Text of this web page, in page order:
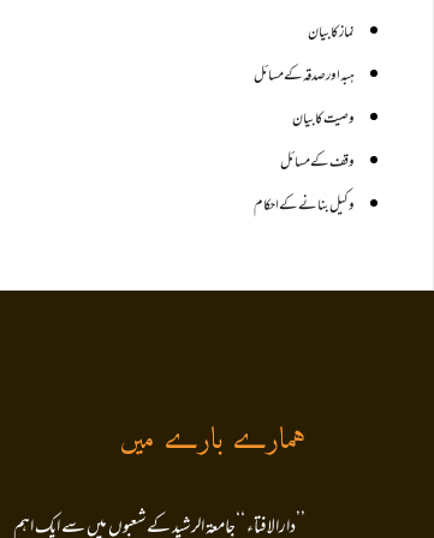
نماز کا بیان
ہبہ اور صدقہ کے مسائل
وصیت کا بیان
وقف کے مسائل
وکیل بنانے کے احکام
ہمارے بارے میں
’’دارالافتاء ‘‘جامعۃ الرشید کےشعبوں میں سے ایک اہم